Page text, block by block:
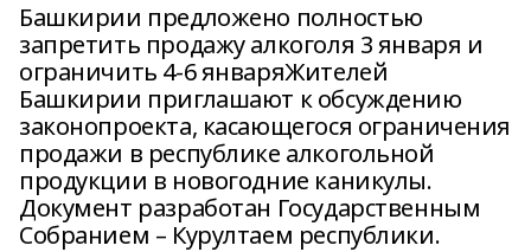
Башкирии предложено полностью
запретить продажу алкоголя 3 января и
ограничить 4-6 январяЖителей
Башкирии приглашают к обсуждению
законопроекта, касающегося ограничения
продажи в республике алкогольной
продукции в новогодние каникулы.
Документ разработан Государственным
Собранием – Курултаем республики.